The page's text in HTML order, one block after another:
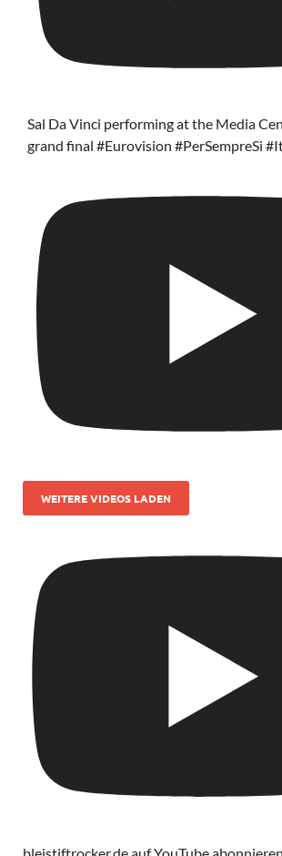
Sal Da Vinci performing at the Media
grand final #Eurovision #PerSempreSi
WEITERE VIDEOS LADEN